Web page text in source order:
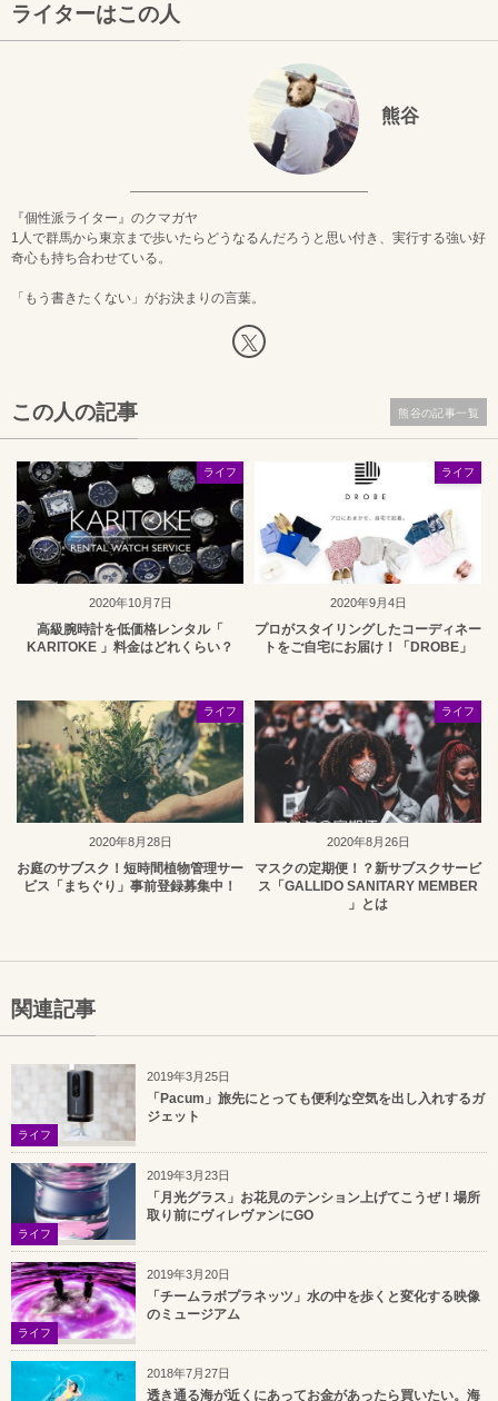
ライターはこの人
熊谷
『個性派ライター』のクマガヤ
1人で群馬から東京まで歩いたらどうなるんだろうと思い付き、実行する強い好
奇心も持ち合わせている。
「もう書きたくない」がお決まりの言葉。
この人の記事
2020年10月7日
ライフ
高級腕時計を低価格レンタル「
KARITOKE 」料金はどれくらい？
2020年9月4日
ライフ
プロがスタイリングしたコーディネー
トをご自宅にお届け！「DROBE」
2020年8月28日
ライフ
お庭のサブスク！短時間植物管理サー
ビス「まちぐり」事前登録募集中！
2020年8月26日
ライフ
マスクの定期便！？新サブスクサービ
ス「GALLIDO SANITARY MEMBER
」とは
熊谷の記事一覧
関連記事
2019年3月25日
ライフ
「Pacum」旅先にとっても便利な空気を出し入れするガ
ジェット
2019年3月23日
ライフ
「月光グラス」お花見のテンション上げてこうぜ！場所
取り前にヴィレヴァンにGO
2019年3月20日
ライフ
「チームラボプラネッツ」水の中を歩くと変化する映像
のミュージアム
2018年7月27日
透き通る海が近くにあってお金があったら買いたい。海